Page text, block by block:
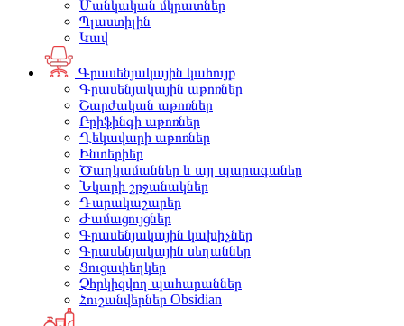
Մանկական մկրատներ
Պլաստիլին
Կավ
Գրասենյակային կահույք
Գրասենյակային աթոռներ
Շարժական աթոռներ
Բրիֆինգի աթոռներ
Ղեկավարի աթոռներ
Ինտերիեր
Ծաղկամաններ և այլ պարագաներ
Նկարի շրջանակներ
Դարակաշարեր
Ժամացույցներ
Գրասենյակային կախիչներ
Գրասենյակային սեղաններ
Ցուցափեղկեր
Չհրկիզվող պահարաններ
Հուշանվերներ Obsidian